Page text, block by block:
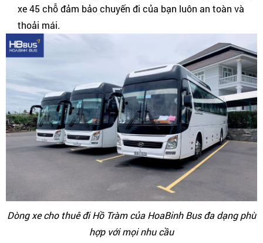
xe 45 chỗ đảm bảo chuyến đi của bạn luôn an toàn và
thoải mái.
Dòng xe cho thuê đi Hồ Tràm của HoaBinh Bus đa dạng phù
hợp với mọi nhu cầu